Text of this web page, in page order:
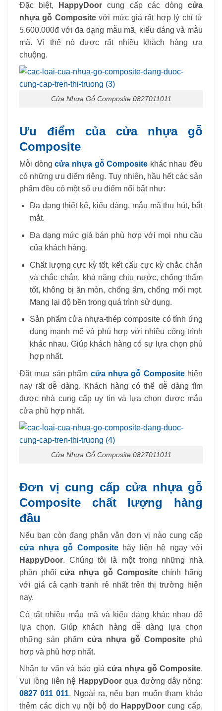
Đặc biệt, HappyDoor cung cấp các dòngcửa
nhựa gỗ Compositevới mức giá rất hợp lý chỉ từ
5.600.000đ với đa dạng mẫu mã, kiểu dáng và mẫu
mã. Vì thế nó được rất nhiều khách hàng ưa
chuộng.
Cửa Nhựa Gỗ Composite 0827011011
Ưu điểm của cửa nhựa gỗ
Composite
Mỗi dòngcửa nhựa gỗ Composite khác nhau đều
có những ưu điểm riêng. Tuy nhiên, hầu hết các sản
phẩm đều có một số ưu điểm nổi bật như:
Đa dạng thiết kế, kiểu dáng, mẫu mã thu hút, bắt
mắt.
Đa dạng mức giá bán phù hợp với mọi nhu cầu
của khách hàng.
Chất lượng cực kỳ tốt, kết cấu cực kỳ chắc chắn
và chắc chắn, khả năng chịu nước, chống thấm
tốt, không bị ăn mòn, chống ẩm, chống mối mọt.
Mang lại độ bền trong quá trình sử dụng.
Sản phẩm cửa nhựa-thép composite có tính ứng
dụng mạnh mẽ và phù hợp với nhiều công trình
khác nhau. Giúp khách hàng có sự lựa chọn phù
hợp nhất.
Đặt mua sản phẩm cửa nhựa gỗ Composite hiện
nay rất dễ dàng. Khách hàng có thể dễ dàng tìm
được nhà cung cấp uy tín và lựa chọn được mẫu
cửa phù hợp nhất.
Cửa Nhựa Gỗ Composite 0827011011
Đơn vị cung cấp cửa nhựa gỗ
Composite chất lượng hàng
đầu
Nếu bạn còn đang phân vân đơn vị nào cung cấp
cửa nhựa gỗ Compositehãy liên hệ ngay với
HappyDoor. Chúng tôi là một trong những nhà
phân phốicửa nhựa gỗ Compositechính hãng
với giá cả cạnh tranh rẻ nhất trên thị trường hiện
nay.
Có rất nhiều mẫu mã và kiểu dáng khác nhau để
lựa chọn. Giúp khách hàng dễ dàng lựa chọn
những sản phẩm cửa nhựa gỗ Composite phù
hợp và phù hợp nhất.
Nhận tư vấn và báo giá cửa nhựa gỗ Composite.
Vui lòng liên hệ HappyDoor qua đường dây nóng:
0827 011 011. Ngoài ra, nếu bạn muốn tham khảo
thêm các dịch vụ nội bộ do HappyDoor cung cấp,